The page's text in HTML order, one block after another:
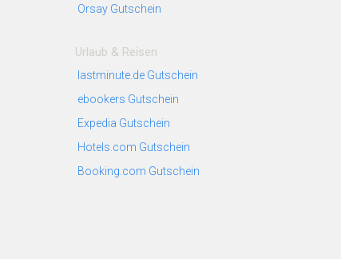
Orsay Gutschein
Urlaub & Reisen
lastminute.de Gutschein
ebookers Gutschein
Expedia Gutschein
Hotels.com Gutschein
Booking.com Gutschein